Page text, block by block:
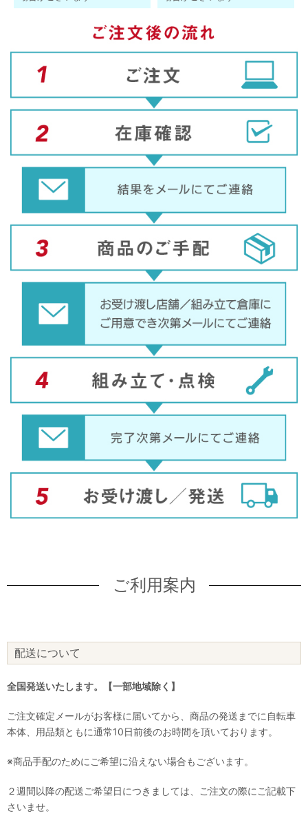
ご利用案内
配送について
全国発送いたします。【一部地域除く】
ご注文確定メールがお客様に届いてから、商品の発送までに自転車
本体、用品類ともに通常10日前後のお時間を頂いております。
※商品手配のためにご希望に沿えない場合もございます。
２週間以降の配送ご希望日につきましては、ご注文の際にご記載下
さいませ。